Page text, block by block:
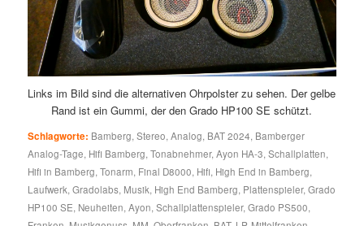
Links im Bild sind die alternativen Ohrpolster zu sehen. Der gelbe
Rand ist ein Gummi, der den Grado HP100 SE schützt.
Schlagworte: Bamberg,Stereo,Analog, BAT 2024, Bamberger
Analog-Tage, Hifi Bamberg,Tonabnehmer,Ayon HA-3,Schallplatten,
Hifi in Bamberg,Tonarm, Final D8000, Hifi, High End in Bamberg,
Laufwerk,Gradolabs, Musik, High End Bamberg, Plattenspieler,Grado
HP100 SE, Neuheiten,Ayon,Schallplattenspieler,Grado PS500,